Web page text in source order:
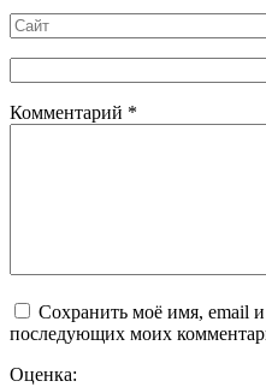
Комментарий *
Сохранить моё имя, email и
последующих моих
Оценка: